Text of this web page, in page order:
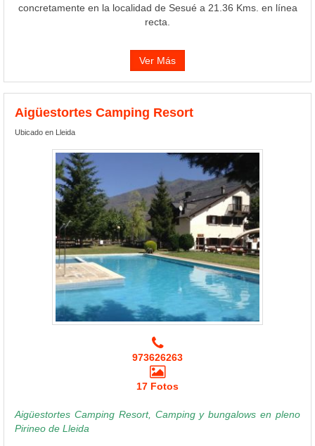
concretamente en la localidad de Sesué a 21.36 Kms. en línea
recta.
Ver Más
Aigüestortes Camping Resort
Ubicado en Lleida
973626263
17 Fotos
Aigüestortes Camping Resort, Camping y bungalows en pleno
Pirineo de Lleida